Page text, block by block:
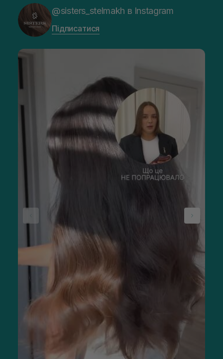
@sisters_stelmakh в Instagram
Підписатися